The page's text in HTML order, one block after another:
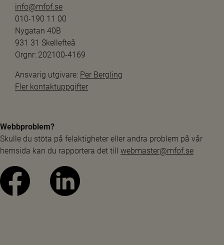
info@mfof.se
010-190 11 00
Nygatan 40B
931 31 Skellefteå
Orgnr: 202100-4169
Ansvarig utgivare: Per Bergling
Fler kontaktuppgifter
Webbproblem?
Skulle du stöta på felaktigheter eller andra problem på vår
hemsida kan du rapportera det till webmaster@mfof.se